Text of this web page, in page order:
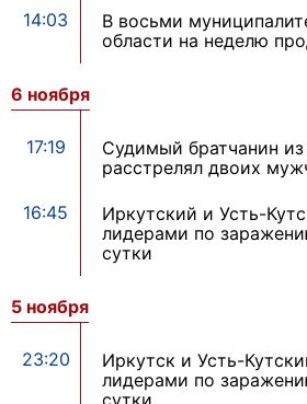
14:03
В восьми
области на неделю
6 ноября
17:19
Судимый братчанин
расстрелял двоих
16:45
Иркутский и Усть-
лидерами по
сутки
5 ноября
23:20
Иркутск и Усть-
лидерами по